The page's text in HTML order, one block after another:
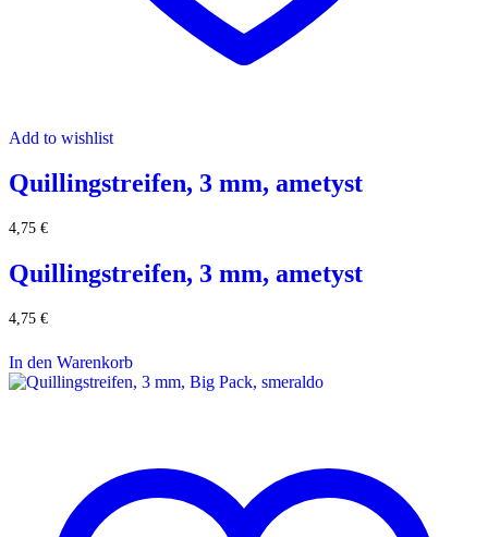
Add to wishlist
Quillingstreifen, 3 mm, ametyst
4,75 €
Quillingstreifen, 3 mm, ametyst
4,75 €
In den Warenkorb